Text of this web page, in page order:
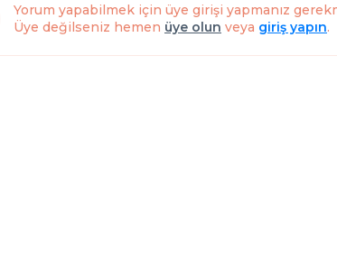
Yorum yapabilmek için üye girişi yapmanız
Üye değilseniz hemen üye olun veya giriş yapın.